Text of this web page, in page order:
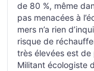
de 80 %, même
pas menacées à
mers n’a rien
risque de
très élevées est de
Militant écologiste